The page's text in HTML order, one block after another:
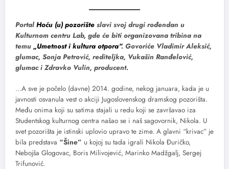
Portal Hoću (u) pozorište slavi svoj drugi rođendan u
Kulturnom centru Lab, gde će biti organizovana tribina na
temu „Umetnost i kultura otpora“. Govoriće Vladimir Aleksić,
glumac, Sonja Petrović, rediteljka, Vukašin Ranđelović,
glumac i Zdravko Vulin, producent.
…A sve je počelo (davne) 2014. godine, nekog januara, kada je u
javnosti osvanula vest o akciji Jugoslovenskog dramskog pozorišta.
Među onima koji su satima stajali u redu koji se završavao iza
Studentskog kulturnog centra našao se i naš sagovornik, Nikola. U
svet pozorišta je istinski uplovio upravo te zime. A glavni “krivac” je
bila predstava “Šine” u kojoj su tada igrali Nikola Đuričko,
Nebojša Glogovac, Boris Milivojević, Marinko Madžgalj, Sergej
Trifunović.